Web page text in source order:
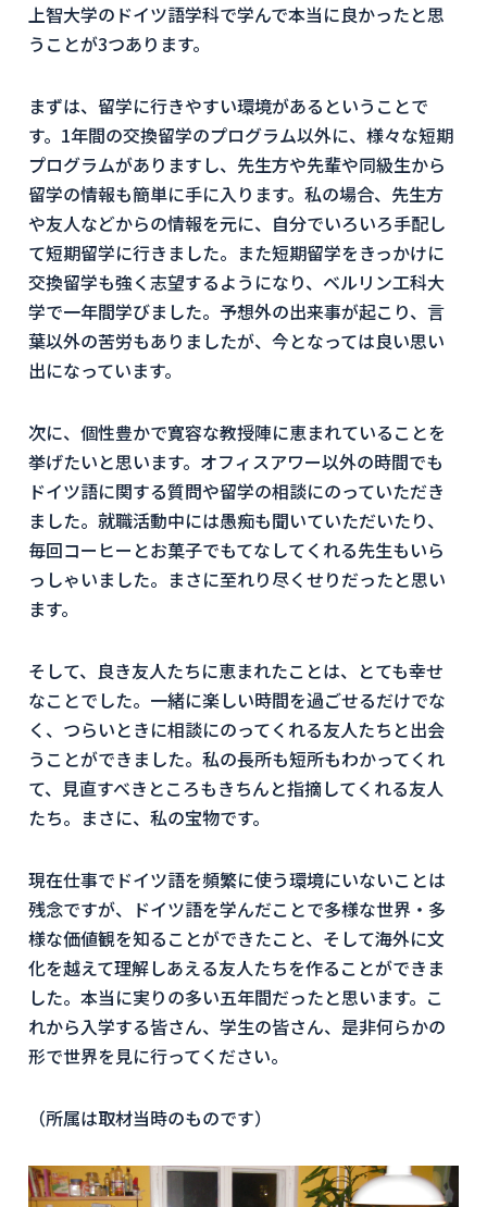
上智大学のドイツ語学科で学んで本当に良かったと思
うことが3つあります。
まずは、留学に行きやすい環境があるということで
す。1年間の交換留学のプログラム以外に、様々な短期
プログラムがありますし、先生方や先輩や同級生から
留学の情報も簡単に手に入ります。私の場合、先生方
や友人などからの情報を元に、自分でいろいろ手配し
て短期留学に行きました。また短期留学をきっかけに
交換留学も強く志望するようになり、ベルリン工科大
学で一年間学びました。予想外の出来事が起こり、言
葉以外の苦労もありましたが、今となっては良い思い
出になっています。
次に、個性豊かで寛容な教授陣に恵まれていることを
挙げたいと思います。オフィスアワー以外の時間でも
ドイツ語に関する質問や留学の相談にのっていただき
ました。就職活動中には愚痴も聞いていただいたり、
毎回コーヒーとお菓子でもてなしてくれる先生もいら
っしゃいました。まさに至れり尽くせりだったと思い
ます。
そして、良き友人たちに恵まれたことは、とても幸せ
なことでした。一緒に楽しい時間を過ごせるだけでな
く、つらいときに相談にのってくれる友人たちと出会
うことができました。私の長所も短所もわかってくれ
て、見直すべきところもきちんと指摘してくれる友人
たち。まさに、私の宝物です。
現在仕事でドイツ語を頻繁に使う環境にいないことは
残念ですが、ドイツ語を学んだことで多様な世界・多
様な価値観を知ることができたこと、そして海外に文
化を越えて理解しあえる友人たちを作ることができま
した。本当に実りの多い五年間だったと思います。こ
れから入学する皆さん、学生の皆さん、是非何らかの
形で世界を見に行ってください。
（所属は取材当時のものです）